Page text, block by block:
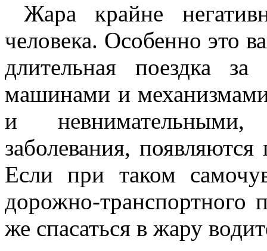
Жара крайне
человека. Особенно это
длительная поездка
машинами и
и невнимательными,
заболевания,
Если при таком
дорожно-транспортного
же спасаться в жару